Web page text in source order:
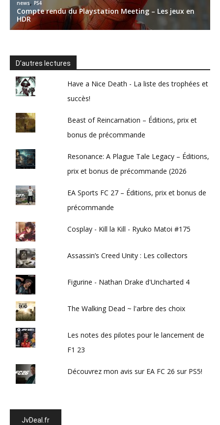
D’autres lectures
Have a Nice Death - La liste des trophées et
succès!
Beast of Reincarnation – Éditions, prix et
bonus de précommande
Resonance: A Plague Tale Legacy – Éditions,
prix et bonus de précommande (2026
EA Sports FC 27 – Éditions, prix et bonus de
précommande
Cosplay - Kill la Kill - Ryuko Matoi #175
Assassin’s Creed Unity : Les collectors
Figurine - Nathan Drake d'Uncharted 4
The Walking Dead ~ l'arbre des choix
Les notes des pilotes pour le lancement de
F1 23
Découvrez mon avis sur EA FC 26 sur PS5!
JvDeal.fr